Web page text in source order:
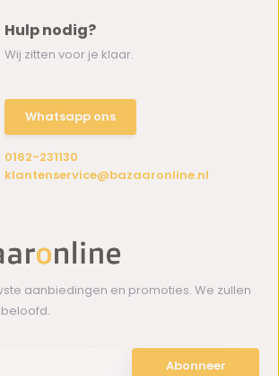
Hulp nodig?
Wij zitten voor je klaar.
Whatsapp ons
0162-231130
klantenservice@bazaaronline.nl
aanbiedingen en promoties. We zullen
Abonneer